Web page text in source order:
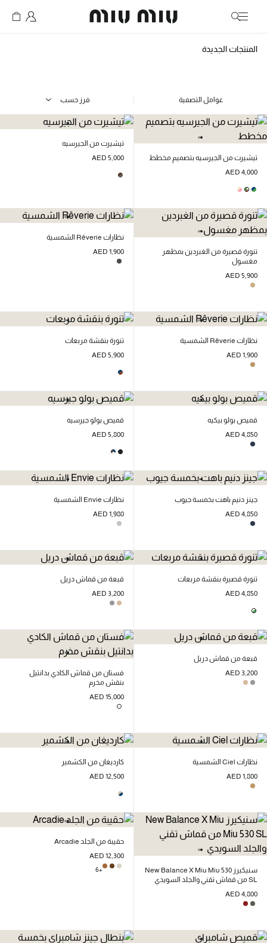
MiuMiu logo
المنتجات الجديدة
عوامل التصفية فرز حسب
تيشيرت من الجيرسيه بتصميم مخطط
AED 4,000
تيشيرت من الجيرسيه
AED 5,000
تنورة قصيرة من الغبردين بمظهر
مغسول
AED 5,900
نظارات Rêverie الشمسية
AED 1,900
نظارات Rêverie الشمسية
AED 1,900
تنورة بنقشة مربعات
AED 5,900
قميص بولو بيكيه
AED 4,850
قميص بولو جيرسيه
AED 5,800
جينز دنيم باهت بخمسة جيوب
AED 4,850
نظارات Envie الشمسية
AED 1,980
تنورة قصيرة بنقشة مربعات
AED 4,850
قبعة من قماش دريل
AED 3,200
قبعة من قماش دريل
AED 3,200
فستان من قماش الكادي بدانتيل
بنقش مخرم
AED 15,000
نظارات Ciel الشمسية
AED 1,800
كارديغان من الكشمير
AED 12,500
سنيكيرز New Balance X Miu Miu 530
SL من قماش تقني والجلد السويدي
AED 4,800
حقيبة من الجلد Arcadie
AED 12,300
+6